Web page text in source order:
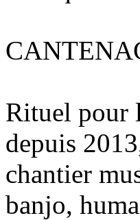
Rituel pour
depuis
chantier
banjo,